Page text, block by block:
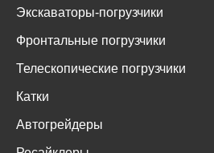
Экскаваторы-погрузчики
Фронтальные погрузчики
Телескопические погрузчики
Катки
Автогрейдеры